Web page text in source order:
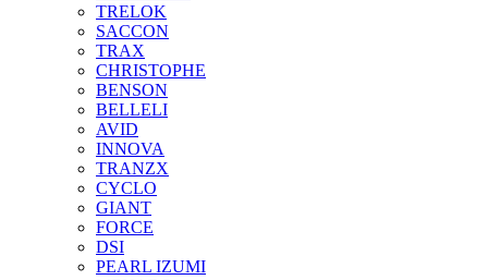
TRELOK
SACCON
TRAX
CHRISTOPHE
BENSON
BELLELI
AVID
INNOVA
TRANZX
CYCLO
GIANT
FORCE
DSI
PEARL IZUMI